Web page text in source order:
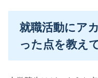
就職活動にア
った点を教え